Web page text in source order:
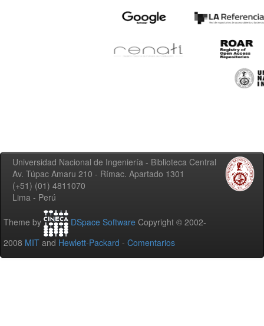
Universidad Nacional de Ingeniería - Biblioteca Central
Av. Túpac Amaru 210 - Rímac. Apartado 1301
(+51) (01) 4811070
Lima - Perú
Theme by DSpace Software Copyright © 2002-
2008 MIT and Hewlett-Packard - Comentarios